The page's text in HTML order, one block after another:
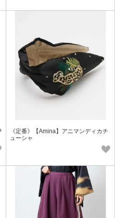
《定番》【Amina】アニマンディカチ
ューシャ